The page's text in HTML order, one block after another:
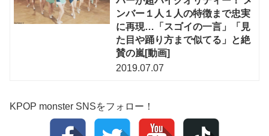
ンバー１人１人の特徴まで忠実
に再現…「スゴイの一言」「見
た目や踊り方まで似てる」と絶
賛の嵐[動画]
2019.07.07
KPOP monster SNSをフォロー！